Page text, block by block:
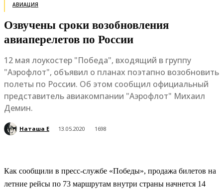
АВИАЦИЯ
Озвучены сроки возобновления
авиаперелетов по России
12 мая лоукостер "Победа", входящий в группу
"Аэрофлот", объявил о планах поэтапно возобновить
полеты по России. Об этом сообщил официальный
представитель авиакомпании "Аэрофлот" Михаил
Демин.
Наташа Е 13.05.2020 1698
Как сообщили в пресс-службе «Победы», продажа билетов на
летние рейсы по 73 маршрутам внутри страны начнется 14